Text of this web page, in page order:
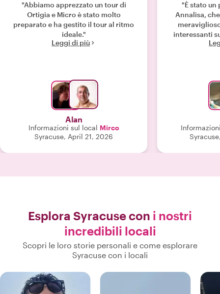
"Abbiamo apprezzato un tour di
Ortigia e Micro è stato molto
preparato e ha gestito il tour al ritmo
ideale."
Leggi di più
Alan
Informazioni sul local Mirco
Syracuse, April 21, 2026
"È stato
Annalisa,
Esplora Syracuse con i nostri
incredibili locali
Scopri le loro storie personali e come esplorare
Syracuse con i locali